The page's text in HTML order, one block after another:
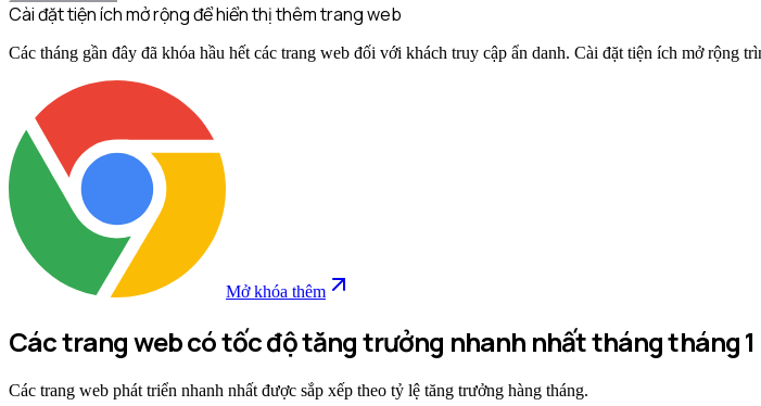
Cài đặt tiện ích mở rộng để hiển thị thêm trang web
Các tháng gần đây đã khóa hầu hết các trang web đối với khách truy cập ẩn danh. Cài đặt tiện ích mở rộng
Mở khóa thêm
Các trang web có tốc độ tăng trưởng nhanh nhất tháng tháng
Các trang web phát triển nhanh nhất được sắp xếp theo tỷ lệ tăng trưởng hàng tháng.